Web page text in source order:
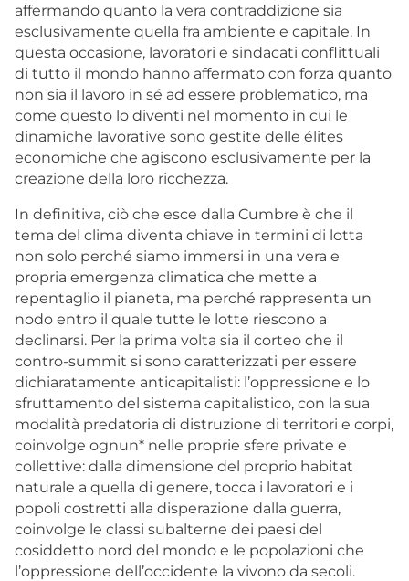
affermando quanto la vera contraddizione sia
esclusivamente quella fra ambiente e capitale. In
questa occasione, lavoratori e sindacati conflittuali
di tutto il mondo hanno affermato con forza quanto
non sia il lavoro in sé ad essere problematico, ma
come questo lo diventi nel momento in cui le
dinamiche lavorative sono gestite delle élites
economiche che agiscono esclusivamente per la
creazione della loro ricchezza.
In definitiva, ciò che esce dalla Cumbre è che il
tema del clima diventa chiave in termini di lotta
non solo perché siamo immersi in una vera e
propria emergenza climatica che mette a
repentaglio il pianeta, ma perché rappresenta un
nodo entro il quale tutte le lotte riescono a
declinarsi. Per la prima volta sia il corteo che il
contro-summit si sono caratterizzati per essere
dichiaratamente anticapitalisti: l’oppressione e lo
sfruttamento del sistema capitalistico, con la sua
modalità predatoria di distruzione di territori e corpi,
coinvolge ognun* nelle proprie sfere private e
collettive: dalla dimensione del proprio habitat
naturale a quella di genere, tocca i lavoratori e i
popoli costretti alla disperazione dalla guerra,
coinvolge le classi subalterne dei paesi del
cosiddetto nord del mondo e le popolazioni che
l’oppressione dell’occidente la vivono da secoli.